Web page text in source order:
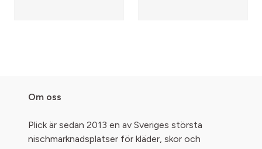
Om oss
Plick är sedan 2013 en av Sveriges största
nischmarknadsplatser för kläder, skor och